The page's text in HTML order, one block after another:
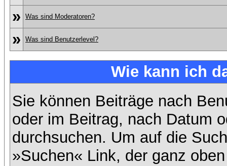
» Was sind Moderatoren?
» Was sind Benutzerlevel?
Wie kann ich
Sie können Beiträge nach
oder im Beitrag, nach Datum
durchsuchen. Um auf die
»Suchen« Link, der ganz